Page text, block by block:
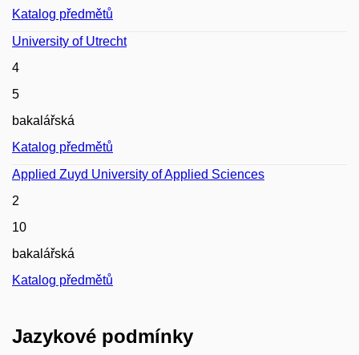
Katalog předmětů
University of Utrecht
4
5
bakalářská
Katalog předmětů
Applied Zuyd University of Applied Sciences
2
10
bakalářská
Katalog předmětů
Jazykové podmínky